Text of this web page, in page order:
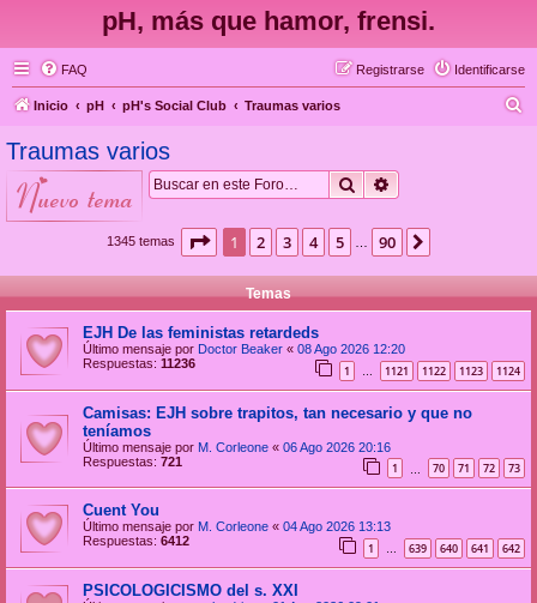
pH, más que hamor, frensi.
FAQ Identificarse
Registrarse
Inicio pH pH's Social Club Traumas varios
Traumas varios
nuevo tema Buscar
1345 temas Página de 90
1 2 3 4 5 90
Temas
EJH De las feministas retardeds
Último mensaje por Doctor Beaker « 08 Ago 2026 12:20
Respuestas: 11236 1 … 1121 1122 1123 1124
Camisas: EJH sobre trapitos, tan necesario y que no
teníamos
Último mensaje por M. Corleone « 06 Ago 2026 20:16
Respuestas: 721 1 70 71 72 73
Cuent You
Último mensaje por M. Corleone « 04 Ago 2026 13:13
Respuestas: 6412 1 … 639 640 641 642
PSICOLOGICISMO del s. XXI